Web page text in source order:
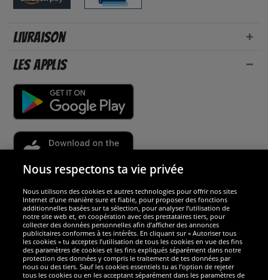
Livraison
Les applis
Sécurité
Nous sommes excellents
Nous respectons ta vie privée
Nous utilisons des cookies et autres technologies pour offrir nos sites
Internet d’une manière sure et fiable, pour proposer des fonctions
additionnelles basées sur ta sélection, pour analyser l’utilisation de
notre site web et, en coopération avec des prestataires tiers, pour
collecter des données personnelles afin d’afficher des annonces
publicitaires conformes à tes intérêts. En cliquant sur « Autoriser tous
les cookies » tu acceptes l’utilisation de tous les cookies en vue des fins
des paramètres de cookies et les fins expliqués séparément dans notre
protection des données y compris le traitement de tes données par
nous ou des tiers. Sauf les cookies essentiels tu as l’option de rejeter
tous les cookies ou en les acceptant séparément dans les paramètres de